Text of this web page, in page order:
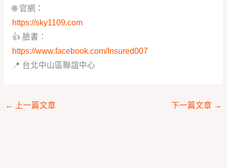
🌐 官網：
https://sky1109.com
👍 臉書：
https://www.facebook.com/Insured007
📍 台北中山區聯誼中心
← 上一篇文章 下一篇文章 →